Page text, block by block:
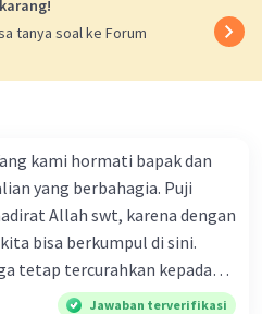
peristiwa
yang memiliki makna
yang abadi.
yang gagah berani,
keadilan dan kebenaran.
yang penuh liku,
berbagai rintangan.
yang tajam dan hati yang
tanya soal ke Forum
kami hormati bapak dan
yang berbahagia. Puji
Allah swt, karena dengan
bisa berkumpul di sini.
tetap tercurahkan kepada
saw, karena beliau
Jawaban terverifikasi